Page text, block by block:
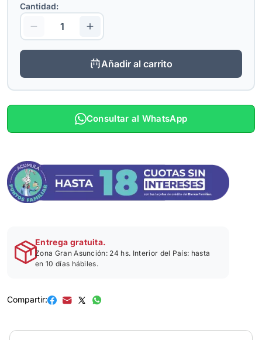
Cantidad:
Añadir al carrito
Consultar al WhatsApp
Entrega gratuita.
Zona Gran Asunción: 24 hs. Interior del País: hasta
en 10 días hábiles.
Compartir: